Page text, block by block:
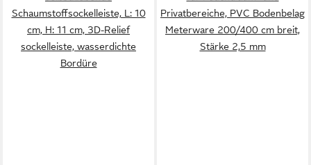
Schaumstoffsockelleiste, L: 10
cm, H: 11 cm, 3D-Relief
sockelleiste, wasserdichte
Bordüre
Privatbereiche, PVC Bodenbelag
Meterware 200/400 cm breit,
Stärke 2,5 mm